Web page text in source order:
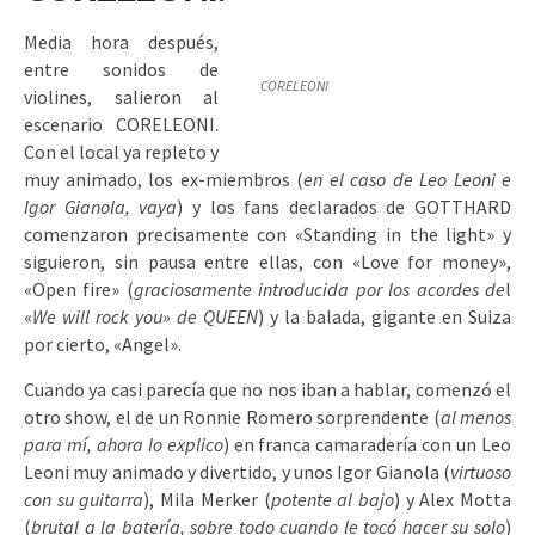
CORELEONI
Media hora después,
entre sonidos de
violines, salieron al
escenario CORELEONI.
Con el local ya repleto y
muy animado, los ex-miembros (en el caso de Leo Leoni e
Igor Gianola, vaya) y los fans declarados de GOTTHARD
comenzaron precisamente con «Standing in the light» y
siguieron, sin pausa entre ellas, con «Love for money»,
«Open fire» (graciosamente introducida por los acordes del
«We will rock you» de QUEEN) y la balada, gigante en Suiza
por cierto, «Angel».
Cuando ya casi parecía que no nos iban a hablar, comenzó el
otro show, el de un Ronnie Romero sorprendente (al menos
para mí, ahora lo explico) en franca camaradería con un Leo
Leoni muy animado y divertido, y unos Igor Gianola (virtuoso
con su guitarra), Mila Merker (potente al bajo) y Alex Motta
(brutal a la batería, sobre todo cuando le tocó hacer su solo)